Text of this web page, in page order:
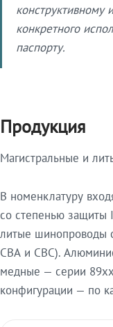
конкретного
паспорту.
Продукция
Магистральные и
В номенклатуру
со степенью
литые шинопроводы
СВА и СВС).
медные — серии
конфигурации — по